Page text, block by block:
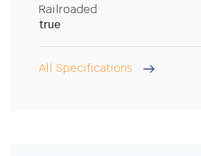
Railroaded
true
All Specifications